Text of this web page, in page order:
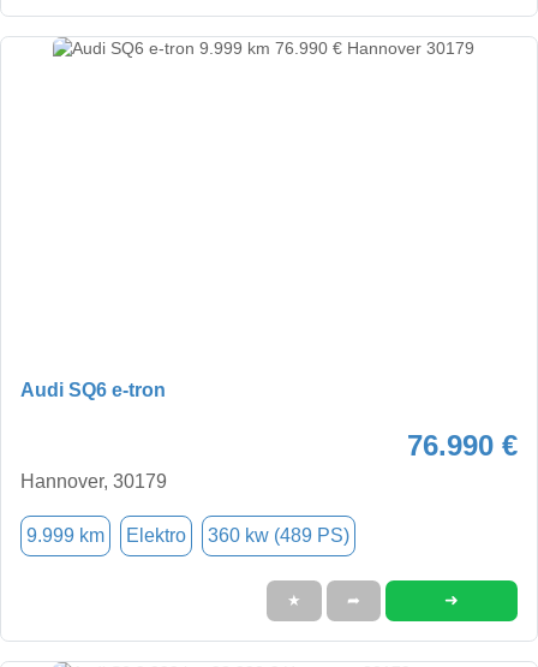
Audi SQ6 e-tron
76.990 €
Hannover, 30179
9.999 km Elektro 360 kw (489 PS)
★ ➦ ➜